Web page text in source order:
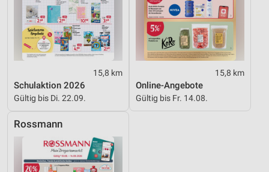
15,8 km
Schulaktion 2026
Gültig bis Di. 22.09.
15,8 km
Online-Angebote
Gültig bis Fr. 14.08.
Rossmann
Funktional
Werbung